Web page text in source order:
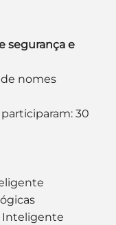
segurança e
nomes
30
Inteligente